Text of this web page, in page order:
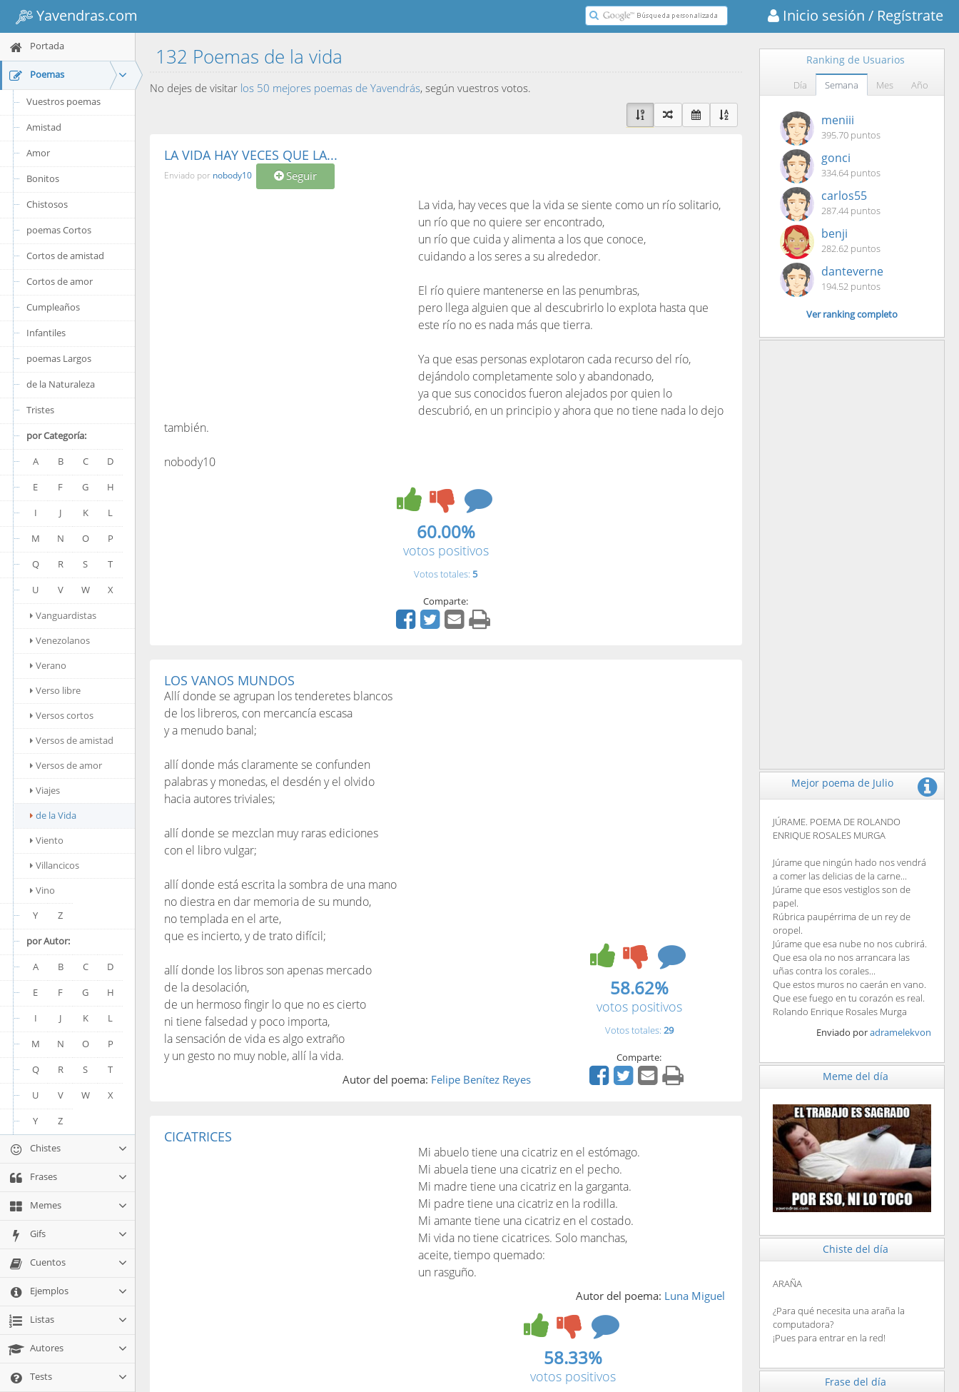
Yavendras.com Inicio sesión / Regístrate
Portada
Poemas
Vuestros poemas
Amistad
Amor
Bonitos
Chistosos
poemas Cortos
Cortos de amistad
Cortos de amor
Cumpleaños
Infantiles
poemas Largos
de la Naturaleza
Tristes
por Categoría:
A
B C
D
E
F G
H
I
J K
L
M
N O
P
Q
R S
T
U
V W
X
Vanguardistas
Venezolanos
Verano
Verso libre
Versos cortos
Versos de amistad
Versos de amor
Viajes
de la Vida
Viento
Villancicos
Vino
Y
Z
por Autor:
A
B C
D
E
F G
H
I
J K
L
M
N O
P
Q
R S
T
U
V W
X
Y
Z
Chistes
Frases
Memes
Gifs
Cuentos
Ejemplos
Listas
Autores
Tests
132 Poemas de la vida
No dejes de visitar los 50 mejores poemas de Yavendrás, según vuestros votos.
LA VIDA HAY VECES QUE LA...
Enviado por nobody10 Seguir
La vida, hay veces que la vida se siente como un río solitario,
un río que no quiere ser encontrado,
un río que cuida y alimenta a los que conoce,
cuidando a los seres a su alrededor.
El río quiere mantenerse en las penumbras,
pero llega alguien que al descubrirlo lo explota hasta que
este río no es nada más que tierra.
Ya que esas personas explotaron cada recurso del río,
dejándolo completamente solo y abandonado,
ya que sus conocidos fueron alejados por quien lo
descubrió, en un principio y ahora que no tiene nada lo dejo
también.
nobody10
60.00%
votos positivos
Votos totales:5
Comparte:
LOS VANOS MUNDOS
Allí donde se agrupan los tenderetes blancos
de los libreros, con mercancía escasa
y a menudo banal;
allí donde más claramente se confunden
palabras y monedas, el desdén y el olvido
hacia autores triviales;
allí donde se mezclan muy raras ediciones
con el libro vulgar;
allí donde está escrita la sombra de una mano
no diestra en dar memoria de su mundo,
no templada en el arte,
que es incierto, y de trato difícil;
allí donde los libros son apenas mercado
de la desolación,
de un hermoso fingir lo que no es cierto
ni tiene falsedad y poco importa,
la sensación de vida es algo extraño
y un gesto no muy noble, allí la vida.
Autor del poema: Felipe Benítez Reyes
58.62%
votos positivos
Votos totales: 29
Comparte:
CICATRICES
Mi abuelo tiene una cicatriz en el estómago.
Mi abuela tiene una cicatriz en el pecho.
Mi madre tiene una cicatriz en la garganta.
Mi padre tiene una cicatriz en la rodilla.
Mi amante tiene una cicatriz en el costado.
Mi vida no tiene cicatrices. Solo manchas,
aceite, tiempo quemado:
un rasguño.
Autor del poema: Luna Miguel
58.33%
votos positivos
Ranking de Usuarios
Día Semana Mes Año
meniii
395.70 puntos
gonci
334.64 puntos
carlos55
287.44 puntos
benji
282.62 puntos
danteverne
194.52 puntos
Ver ranking completo
Mejor poema de Julio
JÚRAME. POEMA DE ROLANDO
ENRIQUE ROSALES MURGA
Júrame que ningún hado nos vendrá
a comer las delicias de la carne...
Júrame que esos vestiglos son de
papel.
Rúbrica paupérrima de un rey de
oropel.
Júrame que esa nube no nos cubrirá.
Que esa ola no nos arrancara las
uñas contra los corales...
Que estos muros no caerán en vano.
Que ese fuego en tu corazón es real.
Rolando Enrique Rosales Murga
Enviado poradramelekvon
Meme del día
Chiste del día
ARAÑA
¿Para qué necesita una araña la
computadora?
¡Pues para entrar en la red!
Frase del día